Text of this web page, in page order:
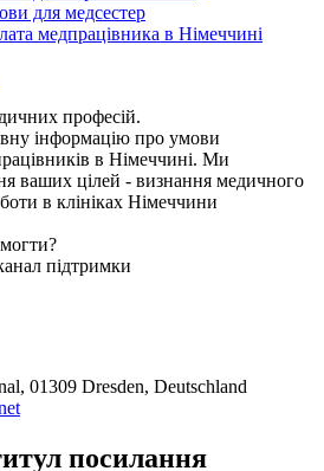
для медсестер
медпрацівника в Німеччині
професій.
інформацію про умови
в Німеччині. Ми
ваших цілей - визнання медичного
в клініках Німеччини
підтримки
01309 Dresden, Deutschland
посилання